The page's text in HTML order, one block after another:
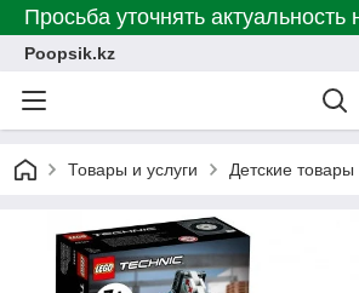
Просьба уточнять
Poopsik.kz
Товары и услуги Детские товары